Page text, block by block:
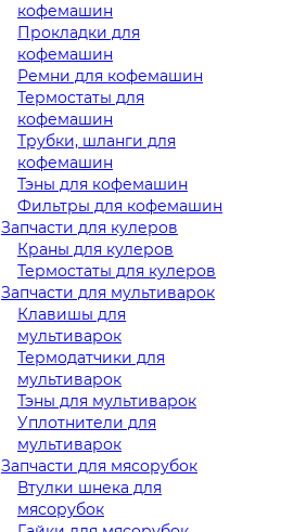
кофемашин
Прокладки для
кофемашин
Ремни для кофемашин
Термостаты для
кофемашин
Трубки, шланги для
кофемашин
Тэны для кофемашин
Фильтры для кофемашин
Запчасти для кулеров
Краны для кулеров
Термостаты для кулеров
Запчасти для мультиварок
Клавишы для
мультиварок
Термодатчики для
мультиварок
Тэны для мультиварок
Уплотнители для
мультиварок
Запчасти для мясорубок
Втулки шнека для
мясорубок